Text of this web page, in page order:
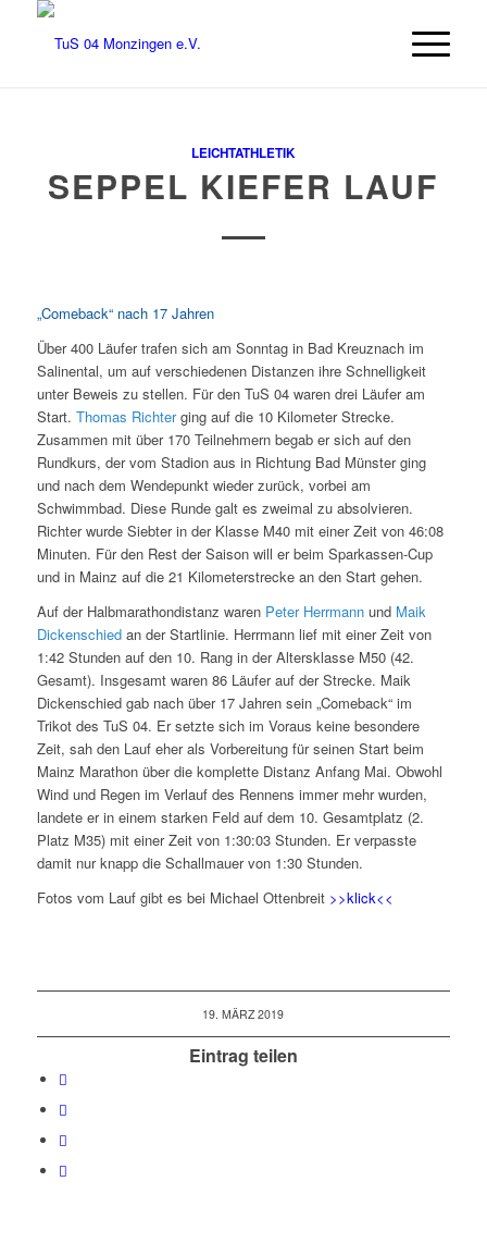
LEICHTATHLETIK
SEPPEL KIEFER LAUF
„Comeback“ nach 17 Jahren
Über 400 Läufer trafen sich am Sonntag in Bad Kreuznach im
Salinental, um auf verschiedenen Distanzen ihre Schnelligkeit
unter Beweis zu stellen. Für den TuS 04 waren drei Läufer am
Start. Thomas Richterging auf die 10 Kilometer Strecke.
Zusammen mit über 170 Teilnehmern begab er sich auf den
Rundkurs, der vom Stadion aus in Richtung Bad Münster ging
und nach dem Wendepunkt wieder zurück, vorbei am
Schwimmbad. Diese Runde galt es zweimal zu absolvieren.
Richter wurde Siebter in der Klasse M40 mit einer Zeit von 46:08
Minuten. Für den Rest der Saison will er beim Sparkassen-Cup
und in Mainz auf die 21 Kilometerstrecke an den Start gehen.
Auf der Halbmarathondistanz waren Peter Herrmannund Maik
Dickenschiedan der Startlinie. Herrmann lief mit einer Zeit von
1:42 Stunden auf den 10. Rang in der Altersklasse M50 (42.
Gesamt). Insgesamt waren 86 Läufer auf der Strecke. Maik
Dickenschied gab nach über 17 Jahren sein „Comeback“ im
Trikot des TuS 04. Er setzte sich im Voraus keine besondere
Zeit, sah den Lauf eher als Vorbereitung für seinen Start beim
Mainz Marathon über die komplette Distanz Anfang Mai. Obwohl
Wind und Regen im Verlauf des Rennens immer mehr wurden,
landete er in einem starken Feld auf dem 10. Gesamtplatz (2.
Platz M35) mit einer Zeit von 1:30:03 Stunden. Er verpasste
damit nur knapp die Schallmauer von 1:30 Stunden.
Fotos vom Lauf gibt es bei Michael Ottenbreit >>klick<<
19. MÄRZ 2019
Eintrag teilen